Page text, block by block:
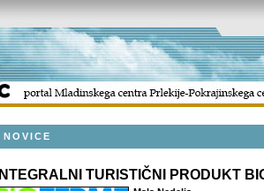
NOVICE
INTEGRALNI TURISTIČNI PRODUKT